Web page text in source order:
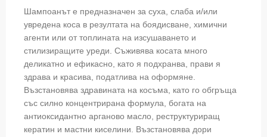
Шампоанът е предназначен за суха, слаба и/или
увредена коса в резултата на боядисване, химични
агенти или от топлината на изсушаването и
стилизиращите уреди. Съживява косата много
деликатно и ефикасно, като я подхранва, прави я
здрава и красива, податлива на оформяне.
Възстановява здравината на косъма, като го обгръща
със силно концентрирана формула, богата на
антиоксидантно арганово масло, реструктуриращ
кератин и мастни киселини. Възстановява дори